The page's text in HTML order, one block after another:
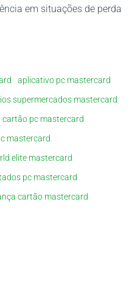
em situações de perda
aplicativo pc mastercard
supermercados mastercard
cartão pc mastercard
mastercard
elite mastercard
pc mastercard
cartão mastercard